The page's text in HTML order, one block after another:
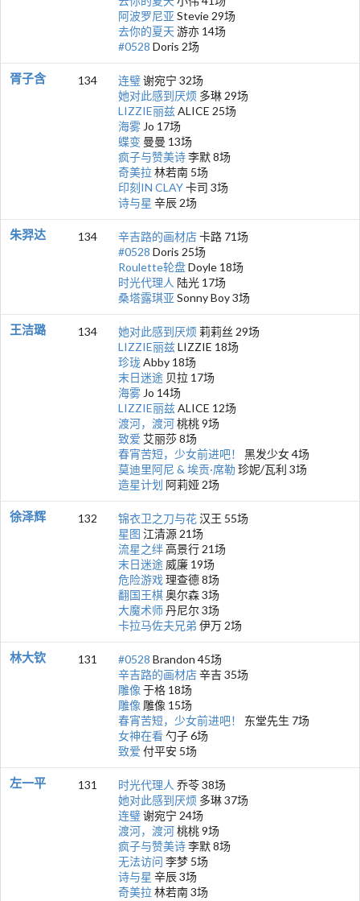
阿波罗尼亚 Stevie 29场
去你的夏天 游亦 14场
#0528 Doris 2场
胥子含 134 连璧谢宛宁 32场
她对此感到厌烦 多琳 29场
LIZZIE丽兹ALICE 25场
海雾 Jo 17场
蝶变 曼曼 13场
疯子与赞美诗李默 8场
奇美拉林若南 5场
印刻IN CLAY卡司 3场
诗与星 辛辰 2场
朱羿达 134 辛吉路的画材店卡路 71场
#0528 Doris 25场
Roulette轮盘Doyle 18场
时光代理人 陆光 17场
桑塔露琪亚 Sonny Boy 3场
王洁璐 134 她对此感到厌烦 莉莉丝 29场
LIZZIE丽兹LIZZIE 18场
珍珑Abby 18场
末日迷途 贝拉 17场
海雾 Jo 14场
LIZZIE丽兹ALICE 12场
渡河，渡河桃桃 9场
致爱 艾丽莎 8场
春宵苦短，少女前进吧！
黑发少女 4场
莫迪里阿尼 & 埃贡·席勒 珍妮/瓦利 3场
造星计划 阿莉娅 2场
徐泽辉 132 锦衣卫之刀与花汉王 55场
星图 江清源 21场
流星之绊高景行 21场
末日迷途 威廉 19场
危险游戏理查德 8场
翻国王棋奥尔森 3场
大魔术师丹尼尔 3场
卡拉马佐夫兄弟 伊万 2场
林大钦 131 #0528 Brandon 45场
辛吉路的画材店辛吉 35场
雕像 于格 18场
雕像 雕像 15场
春宵苦短，少女前进吧！
东堂先生 7场
女神在看勺子 6场
致爱 付平安 5场
左一平 131 时光代理人 乔苓 38场
她对此感到厌烦 多琳 37场
连璧谢宛宁 24场
渡河，渡河桃桃 9场
疯子与赞美诗李默 8场
无法访问 李梦 5场
诗与星 辛辰 3场
奇美拉林若南 3场